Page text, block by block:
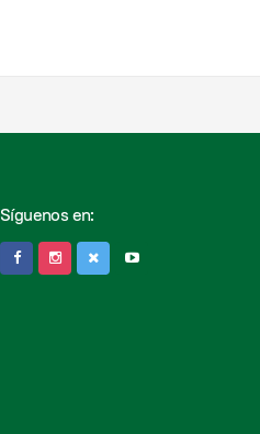
Síguenos en: